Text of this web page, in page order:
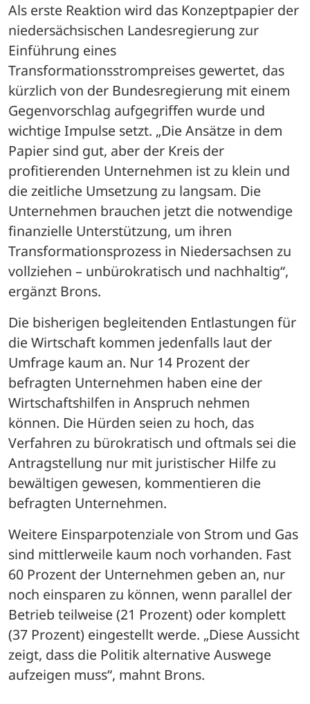
Als erste Reaktion wird das Konzeptpapier der
niedersächsischen Landesregierung zur
Einführung eines
Transformationsstrompreises gewertet, das
kürzlich von der Bundesregierung mit einem
Gegenvorschlag aufgegriffen wurde und
wichtige Impulse setzt. „Die Ansätze in dem
Papier sind gut, aber der Kreis der
profitierenden Unternehmen ist zu klein und
die zeitliche Umsetzung zu langsam. Die
Unternehmen brauchen jetzt die notwendige
finanzielle Unterstützung, um ihren
Transformationsprozess in Niedersachsen zu
vollziehen – unbürokratisch und nachhaltig“,
ergänzt Brons.
Die bisherigen begleitenden Entlastungen für
die Wirtschaft kommen jedenfalls laut der
Umfrage kaum an. Nur 14 Prozent der
befragten Unternehmen haben eine der
Wirtschaftshilfen in Anspruch nehmen
können. Die Hürden seien zu hoch, das
Verfahren zu bürokratisch und oftmals sei die
Antragstellung nur mit juristischer Hilfe zu
bewältigen gewesen, kommentieren die
befragten Unternehmen.
Weitere Einsparpotenziale von Strom und Gas
sind mittlerweile kaum noch vorhanden. Fast
60 Prozent der Unternehmen geben an, nur
noch einsparen zu können, wenn parallel der
Betrieb teilweise (21 Prozent) oder komplett
(37 Prozent) eingestellt werde. „Diese Aussicht
zeigt, dass die Politik alternative Auswege
aufzeigen muss“, mahnt Brons.